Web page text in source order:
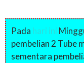
Pada hari ini
pembelian 2 Tube
sementara